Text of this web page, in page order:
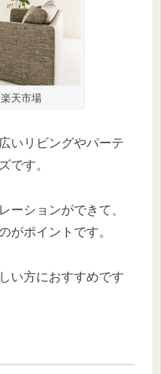
天市場
いリビングやパーテ
です。
ーションができて、
がポイントです。
い方におすすめです